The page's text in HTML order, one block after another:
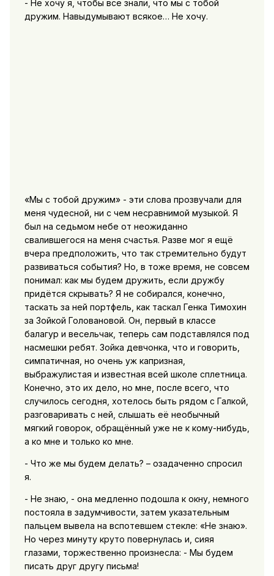
- Не хочу я, чтобы все знали, что мы с тобой
дружим. Навыдумывают всякое… Не хочу.
«Мы с тобой дружим» - эти слова прозвучали для
меня чудесной, ни с чем несравнимой музыкой. Я
был на седьмом небе от неожиданно
свалившегося на меня счастья. Разве мог я ещё
вчера предположить, что так стремительно будут
развиваться события? Но, в тоже время, не совсем
понимал: как мы будем дружить, если дружбу
придётся скрывать? Я не собирался, конечно,
таскать за ней портфель, как таскал Генка Тимохин
за Зойкой Головановой. Он, первый в классе
балагур и весельчак, теперь сам подставлялся под
насмешки ребят. Зойка девчонка, что и говорить,
симпатичная, но очень уж капризная,
выбражулистая и известная всей школе сплетница.
Конечно, это их дело, но мне, после всего, что
случилось сегодня, хотелось быть рядом с Галкой,
разговаривать с ней, слышать её необычный
мягкий говорок, обращённый уже не к кому-нибудь,
а ко мне и только ко мне.
- Что же мы будем делать? – озадаченно спросил
я.
- Не знаю, - она медленно подошла к окну, немного
постояла в задумчивости, затем указательным
пальцем вывела на вспотевшем стекле: «Не знаю».
Но через минуту круто повернулась и, сияя
глазами, торжественно произнесла: - Мы будем
писать друг другу письма!